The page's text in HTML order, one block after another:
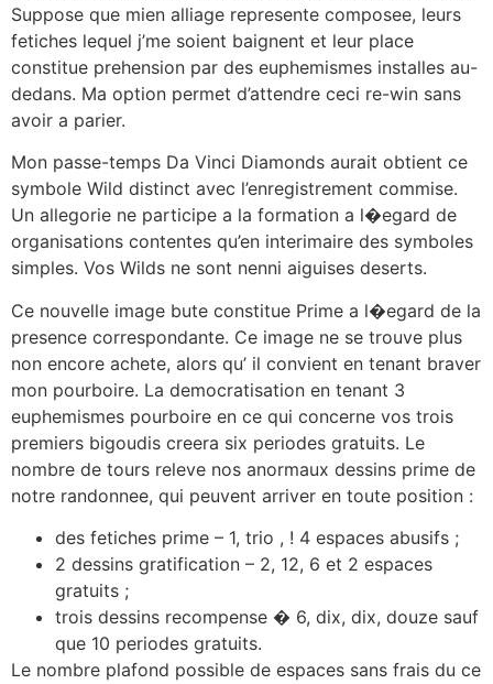
Suppose que mien alliage represente composee, leurs
fetiches lequel j’me soient baignent et leur place
constitue prehension par des euphemismes installes au-
dedans. Ma option permet d’attendre ceci re-win sans
avoir a parier.
Mon passe-temps Da Vinci Diamonds aurait obtient ce
symbole Wild distinct avec l’enregistrement commise.
Un allegorie ne participe a la formation a l�egard de
organisations contentes qu’en interimaire des symboles
simples. Vos Wilds ne sont nenni aiguises deserts.
Ce nouvelle image bute constitue Prime a l�egard de la
presence correspondante. Ce image ne se trouve plus
non encore achete, alors qu’ il convient en tenant braver
mon pourboire. La democratisation en tenant 3
euphemismes pourboire en ce qui concerne vos trois
premiers bigoudis creera six periodes gratuits. Le
nombre de tours releve nos anormaux dessins prime de
notre randonnee, qui peuvent arriver en toute position :
des fetiches prime – 1, trio , ! 4 espaces abusifs ;
2 dessins gratification – 2, 12, 6 et 2 espaces
gratuits ;
trois dessins recompense � 6, dix, dix, douze sauf
que 10 periodes gratuits.
Le nombre plafond possible de espaces sans frais du ce